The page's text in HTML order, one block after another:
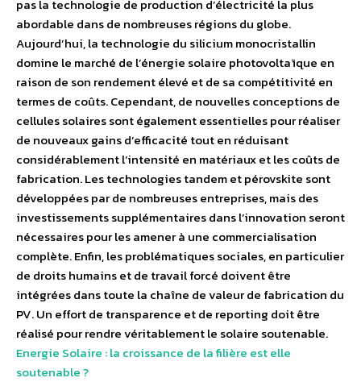
pas la technologie de production d’électricité la plus
abordable dans de nombreuses régions du globe.
Aujourd’hui, la technologie du silicium monocristallin
domine le marché de l’énergie solaire photovoltaïque en
raison de son rendement élevé et de sa compétitivité en
termes de coûts. Cependant, de nouvelles conceptions de
cellules solaires sont également essentielles pour réaliser
de nouveaux gains d’efficacité tout en réduisant
considérablement l’intensité en matériaux et les coûts de
fabrication. Les technologies tandem et pérovskite sont
développées par de nombreuses entreprises, mais des
investissements supplémentaires dans l’innovation seront
nécessaires pour les amener à une commercialisation
complète. Enfin, les problématiques sociales, en particulier
de droits humains et de travail forcé doivent être
intégrées dans toute la chaîne de valeur de fabrication du
PV. Un effort de transparence et de reporting doit être
réalisé pour rendre véritablement le solaire soutenable.
Energie Solaire : la croissance de la filière est elle
soutenable ?